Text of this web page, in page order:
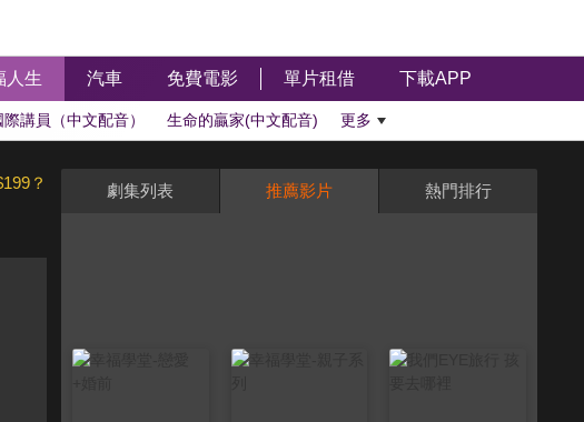
人生 汽車 免費電影 單片租借 下載APP
際講員（中文配音） 生命的贏家(中文配音) 更多
？ 劇集列表 推薦影片 熱門排行